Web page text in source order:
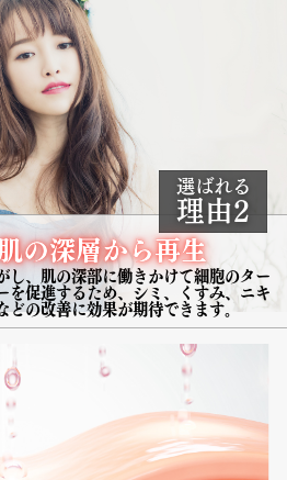
選ばれる
理由2
肌の深層から再生
し、肌の深部に働きかけて細胞のタ​ー
を促進するため、シミ、くすみ、​ニキ
どの改善に効果が期待できます。